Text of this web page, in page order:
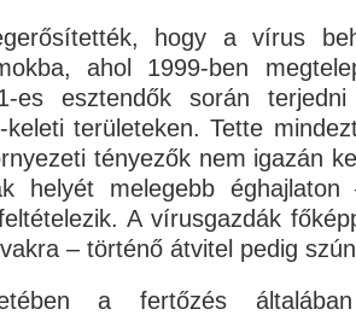
hogy a vírus
ahol 1999-ben
es esztendők során
területeken. Tette
tényezők nem igazán
helyét melegebb
A vírusgazdák
– történő átvitel pedig
a fertőzés